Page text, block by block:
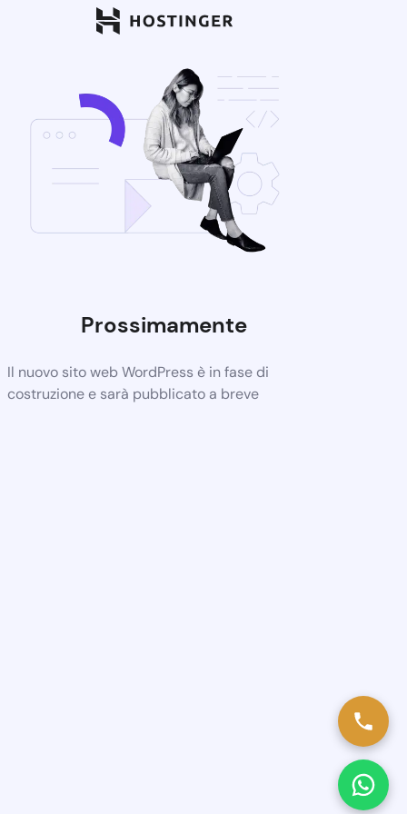
Prossimamente
Il nuovo sito web WordPress è in fase di
costruzione e sarà pubblicato a breve